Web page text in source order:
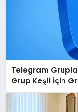
Telegram
Grup Keşfi İçin